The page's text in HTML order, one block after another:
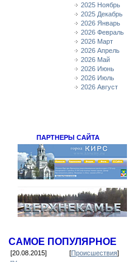
2025 Ноябрь
2025 Декабрь
2026 Январь
2026 Февраль
2026 Март
2026 Апрель
2026 Май
2026 Июнь
2026 Июль
2026 Август
ПАРТНЕРЫ САЙТА
САМОЕ ПОПУЛЯРНОЕ
[20.08.2015] [Происшествия]